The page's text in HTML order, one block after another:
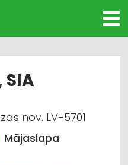
nov. LV-5701
Mājaslapa